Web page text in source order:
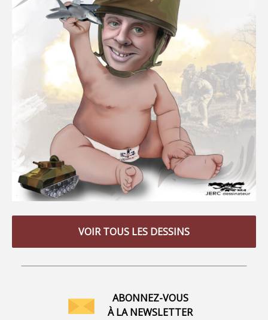
VOIR TOUS LES DESSINS
ABONNEZ-VOUS
À LA NEWSLETTER